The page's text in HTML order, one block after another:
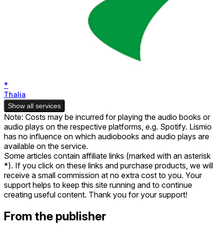
*
Thalia
Show all services
Note: Costs may be incurred for playing the audio books or
audio plays on the respective platforms, e.g. Spotify. Lismio
has no influence on which audiobooks and audio plays are
available on the service.
Some articles contain affiliate links (marked with an asterisk
*). If you click on these links and purchase products, we will
receive a small commission at no extra cost to you. Your
support helps to keep this site running and to continue
creating useful content. Thank you for your support!
From the publisher